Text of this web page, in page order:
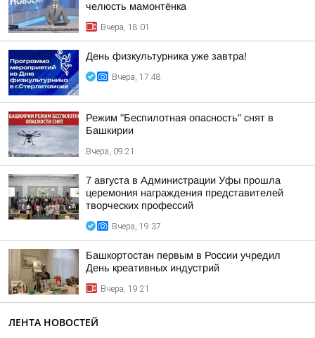
челюсть мамонтёнка
Вчера, 18:01
День физкультурника уже завтра!
Вчера, 17:48
Режим "Беспилотная опасность" снят в
Башкирии
Вчера, 09:21
7 августа в Администрации Уфы прошла
церемония награждения представителей
творческих профессий
Вчера, 19:37
Башкортостан первым в России учредил
День креативных индустрий
Вчера, 19:21
ЛЕНТА НОВОСТЕЙ